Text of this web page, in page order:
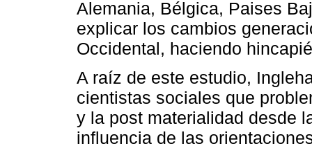
Alemania, Bélgica, Paises
explicar los cambios
Occidental, haciendo
A raíz de este estudio,
cientistas sociales que
y la post materialidad desde
influencia de las